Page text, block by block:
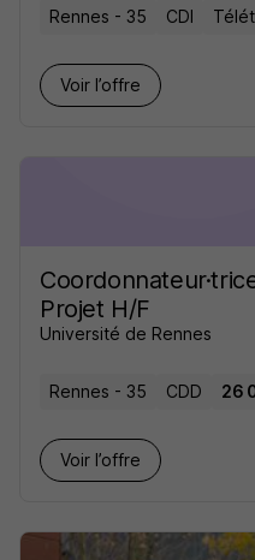
Rennes - 35 CDI
Voir l’offre
Projet H/F
Université de Rennes
Rennes - 35 CDD 26
Voir l’offre